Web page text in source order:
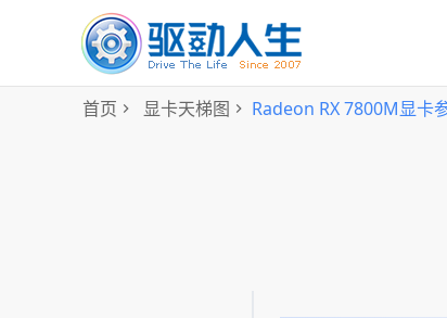
首页 显卡天梯图 Radeon RX 7800M显卡